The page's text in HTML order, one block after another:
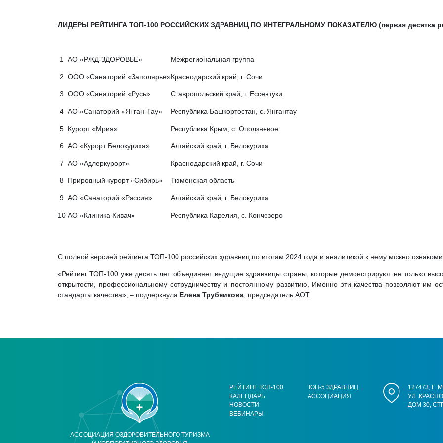
ЛИДЕРЫ РЕЙТИНГА ТОП-100 РОССИЙСКИХ ЗДРАВНИЦ ПО ИНТЕГРАЛЬНОМУ ПОКАЗАТЕЛЮ (первая десятка
1 АО «РЖД-ЗДОРОВЬЕ» Межрегиональная группа
2 ООО «Санаторий «Заполярье»Краснодарский край, г. Сочи
3 ООО «Санаторий «Русь» Ставропольский край, г. Ессентуки
4 АО «Санаторий «Янган-Тау» Республика Башкортостан, с. Янгантау
5 Курорт «Мрия» Республика Крым, с. Оползневое
6 АО «Курорт Белокуриха» Алтайский край, г. Белокуриха
7 АО «Адлеркурорт» Краснодарский край, г. Сочи
8 Природный курорт «Сибирь» Тюменская область
9 АО «Санаторий «Рассия» Алтайский край, г. Белокуриха
10 АО «Клиника Кивач» Республика Карелия, с. Кончезеро
С полной версией рейтинга ТОП-100 российских здравниц по итогам 2024 года и аналитикой к нему можно
«Рейтинг ТОП-100 уже десять лет объединяет ведущие здравницы страны, которые демонстрируют не только
открытости, профессиональному сотрудничеству и постоянному развитию. Именно эти качества позволяют им
стандарты качества», – подчеркнула Елена Трубникова , председатель АОТ.
АССОЦИАЦИЯ ОЗДОРОВИТЕЛЬНОГО ТУРИЗМА
РЕЙТИНГ ТОП-100
КАЛЕНДАРЬ
НОВОСТИ
ВЕБИНАРЫ
ТОП-5 ЗДРАВНИЦ
АССОЦИАЦИЯ
127473, Г.
УЛ.
ДОМ 30,